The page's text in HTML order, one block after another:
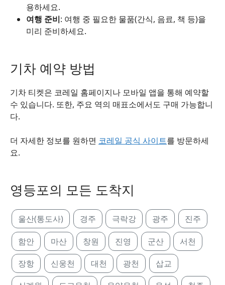
용하세요.
여행 준비: 여행 중 필요한 물품(간식, 음료, 책 등)을
미리 준비하세요.
기차 예약 방법
기차 티켓은 코레일 홈페이지나 모바일 앱을 통해 예약할
수 있습니다. 또한, 주요 역의 매표소에서도 구매 가능합니
다.
더 자세한 정보를 원하면 코레일 공식 사이트를 방문하세
요.
영등포의 모든 도착지
울산(통도사) 경주 극락강 광주 진주
함안 마산 창원 진영 군산 서천
장항 신웅천 대천 광천 삽교